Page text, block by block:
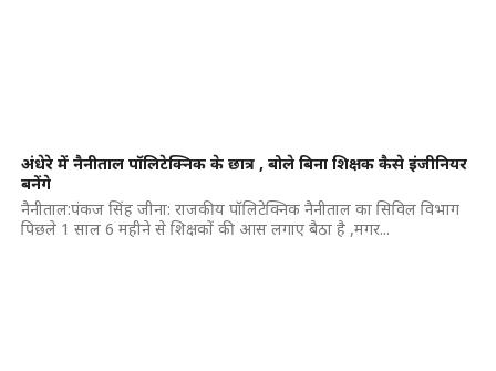
अंधेरे में नैनीताल पॉलिटेक्निक के छात्र , बोले बिना शिक्षक कैसे इंजीनियर
बनेंगे
नैनीताल:पंकज सिंह जीना: राजकीय पॉलिटेक्निक नैनीताल का सिविल विभाग
पिछले 1 साल 6 महीने से शिक्षकों की आस लगाए बैठा है ,मगर...